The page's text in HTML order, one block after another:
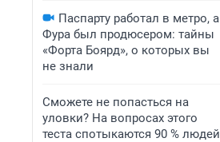
Паспарту работал в метро, а
Фура был продюсером: тайны
«Форта Боярд», о которых вы
не знали
Сможете не попасться на
уловки? На вопросах этого
теста спотыкаются 90 % людей